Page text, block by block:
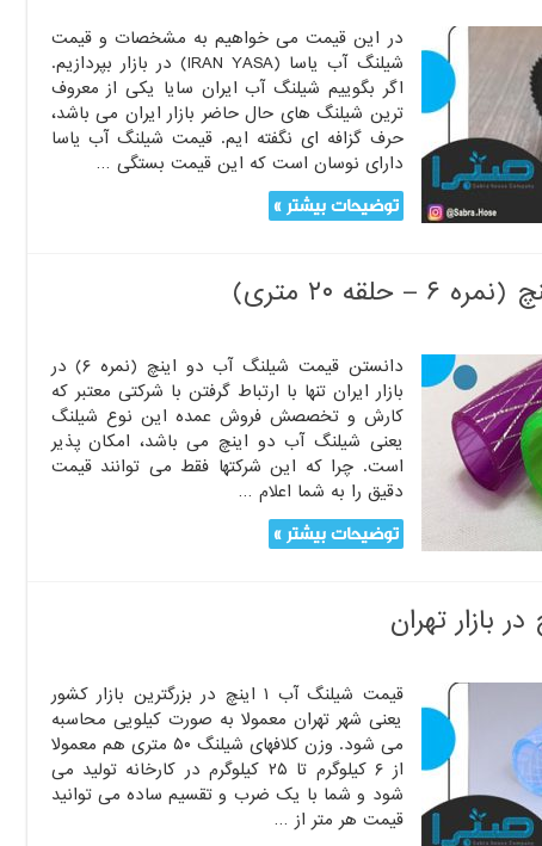
در این قیمت می خواهیم به مشخصات و قیمت
شیلنگ آب یاسا (IRAN YASA) در بازار بپردازیم.
اگر بگوییم شیلنگ آب ایران سایا یکی از معروف
ترین شیلنگ های حال حاضر بازار ایران می باشد،
حرف گزافه ای نگفته ایم. قیمت شیلنگ آب یاسا
دارای نوسان است که این قیمت بستگی …
توضیحات بیشتر »
۲۰ متری)
دانستن قیمت شیلنگ آب دو اینچ (نمره ۶) در
بازار ایران تنها با ارتباط گرفتن با شرکتی معتبر که
کارش و تخصصش فروش عمده این نوع شیلنگ
یعنی شیلنگ آب دو اینچ می باشد، امکان پذیر
است. چرا که این شرکتها فقط می توانند قیمت
دقیق را به شما اعلام …
توضیحات بیشتر »
قیمت شیلنگ آب ۱ اینچ در بزرگترین بازار کشور
یعنی شهر تهران معمولا به صورت کیلویی محاسبه
می شود. وزن کلافهای شیلنگ ۵۰ متری هم معمولا
از ۶ کیلوگرم تا ۲۵ کیلوگرم در کارخانه تولید می
شود و شما با یک ضرب و تقسیم ساده می توانید
قیمت هر متر از …